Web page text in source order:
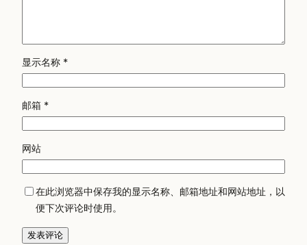
显示名称 *
邮箱 *
网站
在此浏览器中保存我的显示名称、邮箱地址和网站地址，以
便下次评论时使用。